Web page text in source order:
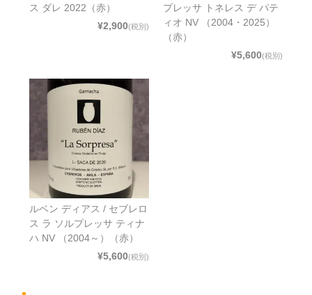
ス ダレ 2022（赤）
¥2,900(税別)
プレッサ トネレス デ パテ
ィオ NV （2004・2025）
（赤）
¥5,600(税別)
ルベン ディアス / セブレロ
ス ラ ソルプレッサ ティナ
ハ NV （2004～）（赤）
¥5,600(税別)